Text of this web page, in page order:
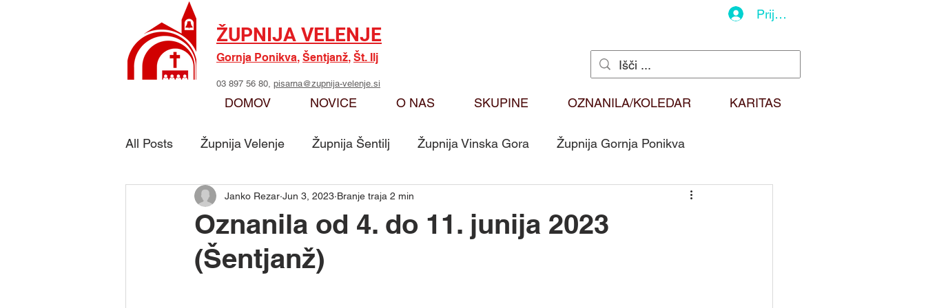
ŽUPNIJA VELENJE
Gornja Ponikva, Šentjanž, Št. Ilj
03 897 56 80, pisarna@zupnija-velenje.si
Prijava
DOMOV NOVICE O NAS SKUPINE OZNANILA/KOLEDAR KARITAS
All Posts Župnija Velenje Župnija Šentilj Župnija Vinska Gora Župnija Gornja Ponikva
Skupina - Možje sv. Jožefa Oznanila Karitas Duhovna misel
Skupina - Marijino delo Skupina - Ključarji Sv. Martin
Oznanila od 4. do 11. junija 2023
(Šentjanž)
Janko Rezar Jun 3, 2023 Branje traja 2 min